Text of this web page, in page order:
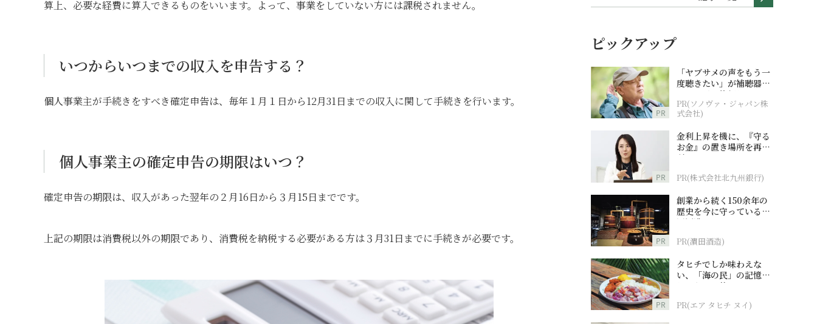
算上、必要な経費に算入できるものをいいます。よって、事業をしていない方には課税されません。
いつからいつまでの収入を申告する？
個人事業主が手続きをすべき確定申告は、毎年１月１日から12月31日までの収入に関して手続きを行います。
個人事業主の確定申告の期限はいつ？
確定申告の期限は、収入があった翌年の２月16日から３月15日までです。
上記の期限は消費税以外の期限であり、消費税を納税する必要がある方は３月31日までに手続きが必要です。
ピックアップ
PR
「ヤブサメの声をもう一
度聴きたい」が補聴器チ
ャレンジの後押しに
PR(ソノヴァ・ジャパン株
式会社)
PR
金利上昇を機に、『守る
お金』の置き場所を再検
討
PR(株式会社北九州銀行)
PR
創業から続く150余年の
歴史を今に守っている濵
田酒造
PR(濵田酒造)
PR
タヒチでしか味わえな
い、「海の民」の記憶へ
とつながる旅
PR(エア タヒチ ヌイ)